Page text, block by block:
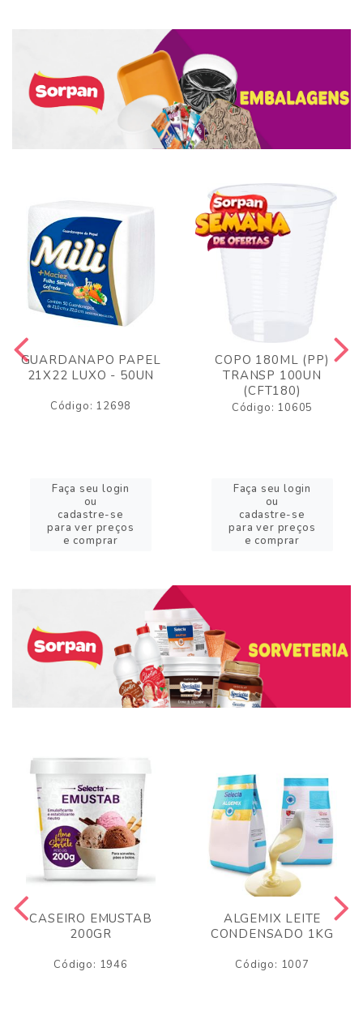
GUARDANAPO PAPEL
21X22 LUXO - 50UN
Código: 12698
Faça seu login
ou
cadastre-se
para ver preços
e comprar
COPO 180ML (PP)
TRANSP 100UN
(CFT180)
Código: 10605
Faça seu login
ou
cadastre-se
para ver preços
e comprar
CASEIRO EMUSTAB
200GR
Código: 1946
ALGEMIX LEITE
CONDENSADO 1KG
Código: 1007